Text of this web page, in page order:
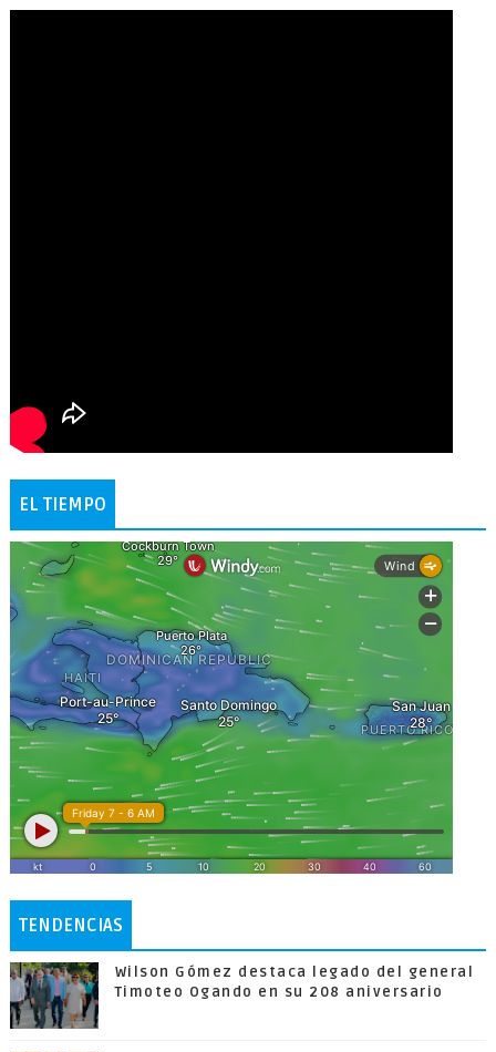
EL TIEMPO
TENDENCIAS
Wilson Gómez destaca legado del general
Timoteo Ogando en su 208 aniversario